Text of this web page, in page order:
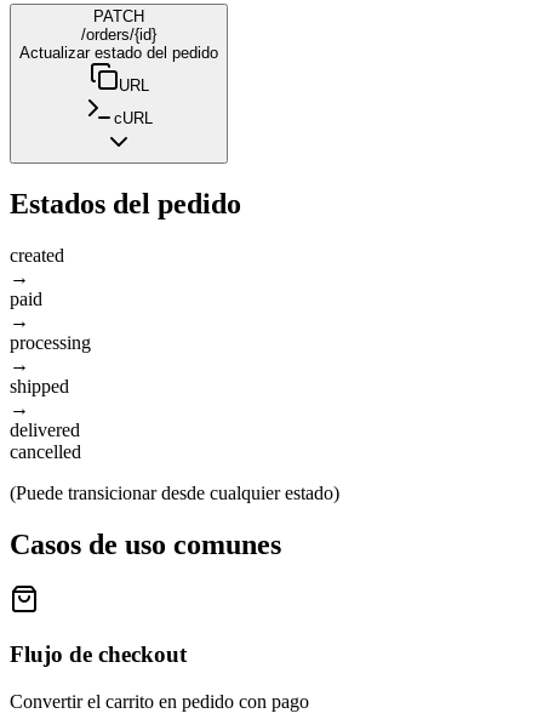
PATCH
/orders/{id}
Actualizar estado del pedido
URL
cURL
Estados del pedido
created
→
paid
→
processing
→
shipped
→
delivered
cancelled
(Puede transicionar desde cualquier estado)
Casos de uso comunes
Flujo de checkout
Convertir el carrito en pedido con pago